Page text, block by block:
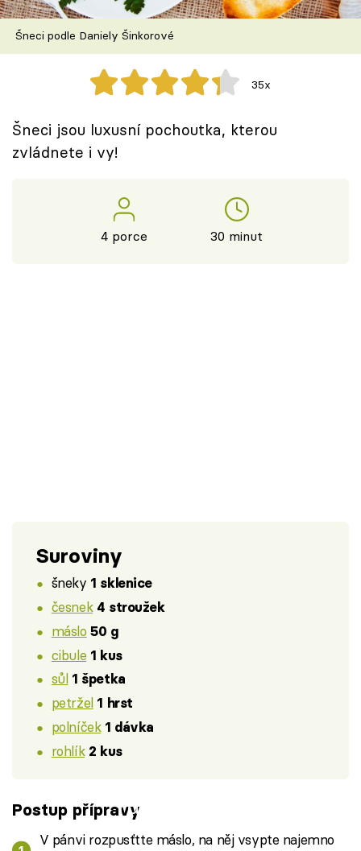
Recepty z TV
Speciál: Cuketa
Sledujte prima+
Šneci podle Daniely Šinkorové
35x
Šneci jsou luxusní pochoutka, kterou
zvládnete i vy!
4 porce 30 minut
Suroviny
šneky 1 sklenice
česnek 4 stroužek
máslo 50 g
cibule 1 kus
sůl 1 špetka
petržel 1 hrst
polníček 1 dávka
rohlík 2 kus
Failed to fetch
Postup přípravy
V pánvi rozpusťtte máslo, na něj vsypte najemno